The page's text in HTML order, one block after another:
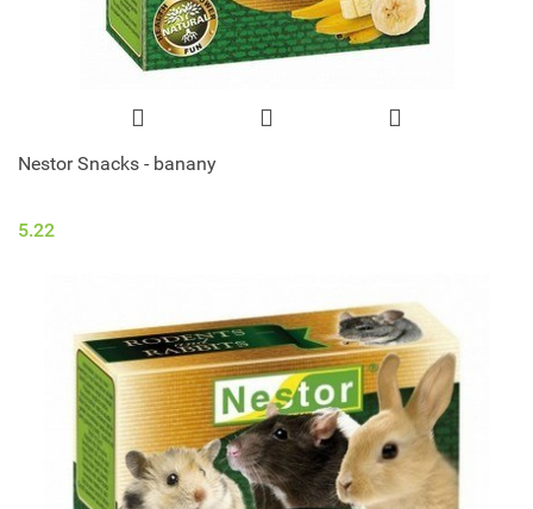
Nestor Snacks - banany
5.22